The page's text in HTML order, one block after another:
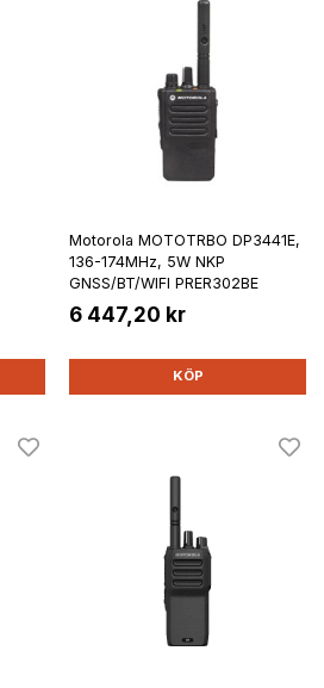
Motorola MOTOTRBO DP3441E,
136-174MHz, 5W NKP
GNSS/BT/WIFI PRER302BE
6 447,20 kr
KÖP